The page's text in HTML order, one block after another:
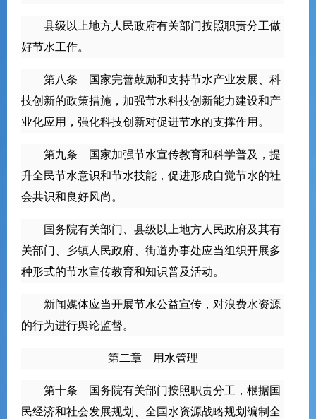
县级以上地方人民政府有关部门按照职责分工做
好节水工作。
第八条 国家完善鼓励和支持节水产业发展、科
技创新的政策措施，加强节水科技创新能力建设和产
业化应用，强化科技创新对促进节水的支撑作用。
第九条 国家加强节水宣传教育和科学普及，提
升全民节水意识和节水技能，促进形成自觉节水的社
会共识和良好风尚。
国务院有关部门、县级以上地方人民政府及其有
关部门、乡镇人民政府、街道办事处应当组织开展多
种形式的节水宣传教育和知识普及活动。
新闻媒体应当开展节水公益宣传，对浪费水资源
的行为进行舆论监督。
第二章 用水管理
第十条 国务院有关部门按照职责分工，根据国
民经济和社会发展规划、全国水资源战略规划编制全